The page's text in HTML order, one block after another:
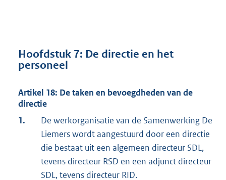
Hoofdstuk 7: De directie en het
personeel
Artikel 18: De taken en bevoegdheden van de
directie
1.
De werkorganisatie van de Samenwerking De
Liemers wordt aangestuurd door een directie
die bestaat uit een algemeen directeur SDL,
tevens directeur RSD en een adjunct directeur
SDL, tevens directeur RID.